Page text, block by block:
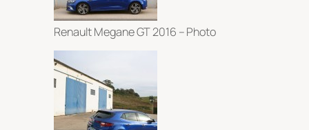
Renault Megane GT 2016 – Photo